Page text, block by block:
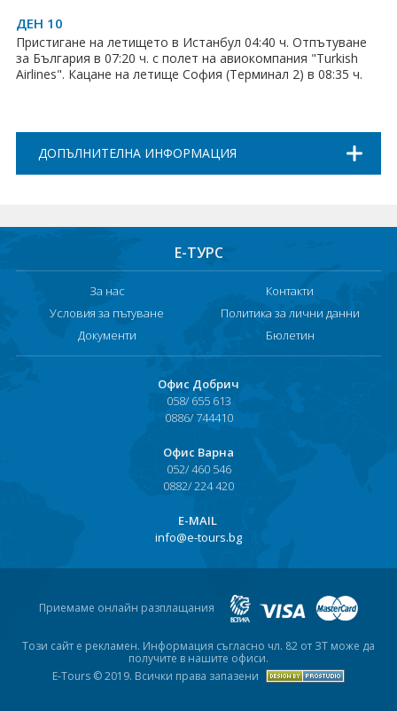
ДЕН 10
Пристигане на летището в Истанбул 04:40 ч. Отпътуване
за България в 07:20 ч. с полет на авиокомпания "Turkish
Airlines". Кацане на летище София (Терминал 2) в 08:35 ч.
ДОПЪЛНИТЕЛНА ИНФОРМАЦИЯ
Е-ТУРС
За нас
Контакти
Условия за пътуване
Политика за лични данни
Документи
Бюлетин
Офис Добрич
058/ 655 613
0886/ 744410
Офис Варна
052/ 460 546
0882/ 224 420
Е-MAIL
info@e-tours.bg
Приемаме онлайн разплащания
Този сайт е рекламен. Информация съгласно чл. 82 от ЗТ може да
получите в нашите офиси.
E-Tours © 2019. Всички права запазени